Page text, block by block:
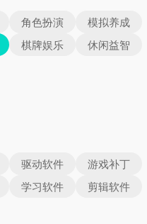
角色扮演
模拟养成
棋牌娱乐
休闲益智
驱动软件
游戏补丁
学习软件
剪辑软件